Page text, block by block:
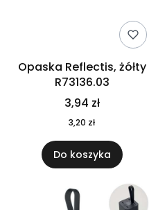
Opaska Reflectis, żółty
R73136.03
3,94 zł
3,20 zł
Do koszyka